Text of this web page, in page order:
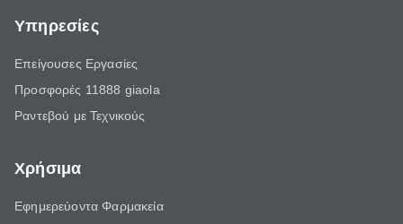
Υπηρεσίες
Επείγουσες Εργασίες
Προσφορές 11888 giaola
Ραντεβού με Τεχνικούς
Χρήσιμα
Εφημερεύοντα Φαρμακεία